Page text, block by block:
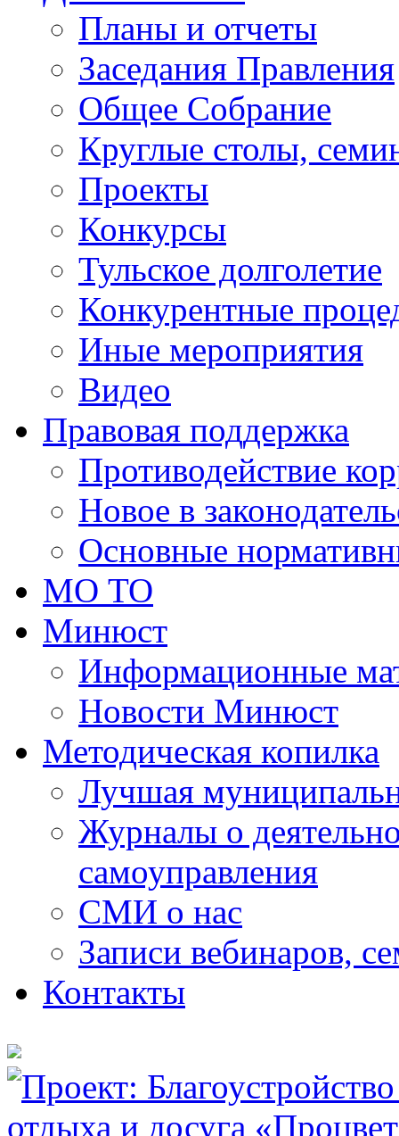
Планы и отчеты
Заседания Правления
Общее Собрание
Круглые столы,
Проекты
Конкурсы
Тульское долголетие
Конкурентные
Иные мероприятия
Видео
Правовая поддержка
Противодействие
Новое в
Основные
МО ТО
Минюст
Информационные
Новости Минюст
Методическая копилка
Лучшая
Журналы о
самоуправления
СМИ о нас
Записи вебинаров,
Контакты